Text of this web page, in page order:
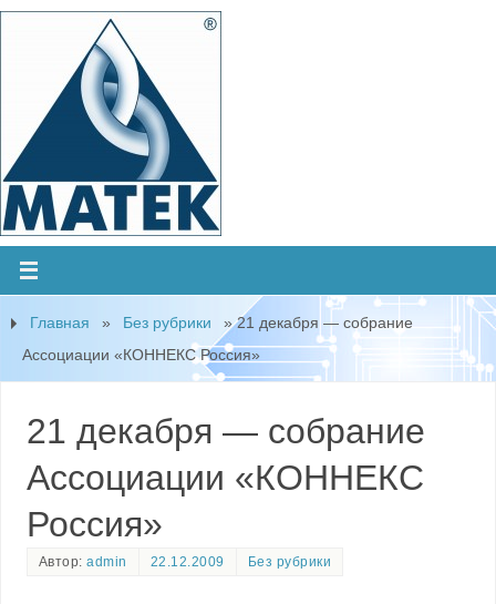
Главная » Без рубрики »21 декабря — собрание
Ассоциации «КОННЕКС Россия»
21 декабря — собрание
Ассоциации «КОННЕКС
Россия»
Автор:admin 22.12.2009 Без рубрики